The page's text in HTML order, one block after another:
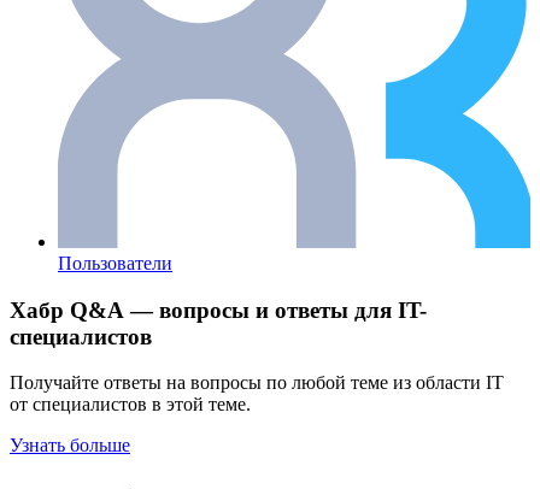
Пользователи
Хабр Q&A — вопросы и ответы для IT-
специалистов
Получайте ответы на вопросы по любой теме из области IT
от специалистов в этой теме.
Узнать больше